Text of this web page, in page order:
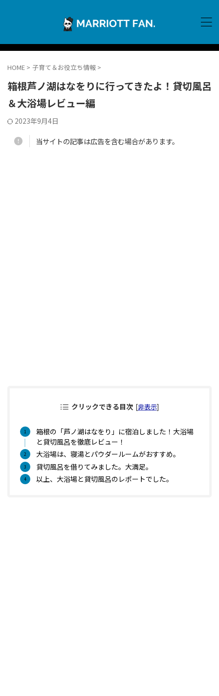
HOME > 子育て＆お役立ち情報 >
箱根芦ノ湖はなをりに行ってきたよ！貸切風呂
＆大浴場レビュー編
2023年9月4日
当サイトの記事は広告を含む場合があります。
クリックできる目次 [非表示]
箱根の「芦ノ湖はなをり」に宿泊しました！大浴場
と貸切風呂を徹底レビュー！
大浴場は、寝湯とパウダールームがおすすめ。
貸切風呂を借りてみました。大満足。
以上、大浴場と貸切風呂のレポートでした。